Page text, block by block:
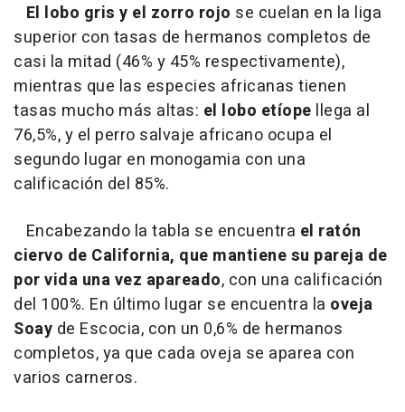
El lobo gris y el zorro rojo se cuelan en la liga
superior con tasas de hermanos completos de
casi la mitad (46% y 45% respectivamente),
mientras que las especies africanas tienen
tasas mucho más altas: el lobo etíope llega al
76,5%, y el perro salvaje africano ocupa el
segundo lugar en monogamia con una
calificación del 85%.
Encabezando la tabla se encuentra el ratón
ciervo de California, que mantiene su pareja de
por vida una vez apareado, con una calificación
del 100%. En último lugar se encuentra la oveja
Soay de Escocia, con un 0,6% de hermanos
completos, ya que cada oveja se aparea con
varios carneros.